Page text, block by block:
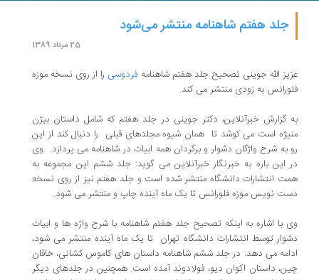
جلد هفتم شاهنامه منتشر می‌شود
25 مرداد 1389
عزیز الله جوینی تصحیح جلد هفتم شاهنامه فردوسی را از روی نسخه موزه
فلورانس به زودی منتشر می کند.
به گزارش خبرآنلاین، دکتر جوینی در جلد هفتم که شامل داستان بیژن
منیژه است می کوشد تا همان شیوه مجلدهای قبلی را دنبال کند از این
رو به شرح واژگان دشوار و برگردان همه ابیات در شاهنامه می پردازد. وی
در این باره به خبرنگار خبرآنلاین می گوید: جلد ششم این مجموعه به
همت انتشارات دانشگاه منتشر شده است و جلد هفتم نیز از روی نسخه
دست نویس موزه فلورانس تا یک ماه آینده چاپ و منتشر می شود.
وی با اشاره به اینکه تصحیح جلد هفتم شاهنامه با شرح واژه ها و ابیات
دشوار توسط انتشارات دانشگاه تهران تا یک ماه آینده منتشر می شود،
ادامه می دهد: در جلد ششم شاهنامه داستان های کاموس کشانی، خاقان
چین، داستان اکوان دیو، فولادوند آمده است. همچنین در جلدهای دیگر